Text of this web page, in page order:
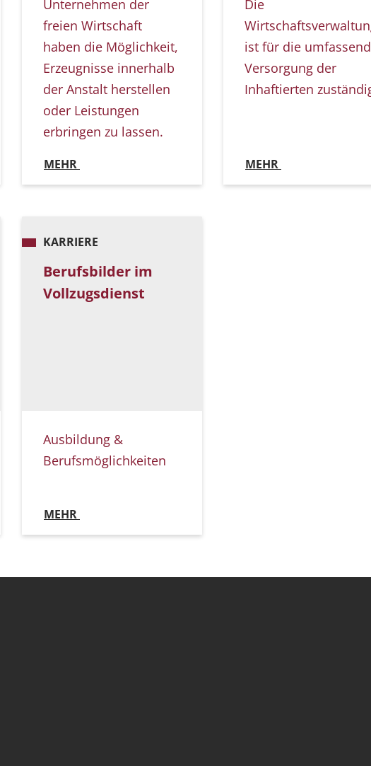
Unternehmen der
freien Wirtschaft
haben die Möglichkeit,
Erzeugnisse innerhalb
der Anstalt herstellen
oder Leistungen
erbringen zu lassen.
MEHR
Die
ist für die
Versorgung der
Inhaftierten
MEHR
KARRIERE
Berufsbilder im
Vollzugsdienst
Ausbildung &
Berufsmöglichkeiten
MEHR